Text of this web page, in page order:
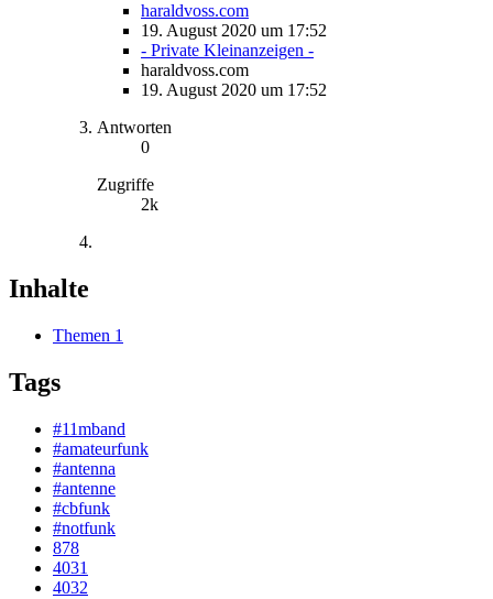
haraldvoss.com
19. August 2020 um 17:52
- Private Kleinanzeigen -
haraldvoss.com
19. August 2020 um 17:52
Antworten
0
Zugriffe
2k
Inhalte
Themen 1
Tags
#11mband
#amateurfunk
#antenna
#antenne
#cbfunk
#notfunk
878
4031
4032